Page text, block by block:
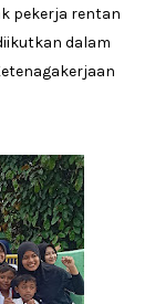
pekerja rentan
dalam